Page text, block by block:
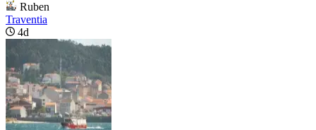
Ruben
Traventia
4d